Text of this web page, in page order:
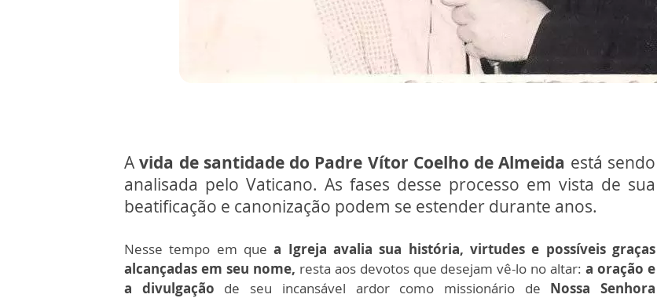
Avida de santidade do Padre Vítor Coelho de Almeida está sendo
analisada pelo Vaticano. As fases desse processo em vista de sua
beatificação e canonização podem se estender durante anos.
Nesse tempo em quea Igreja avalia sua história, virtudes e possíveis graças
alcançadas em seu nome, resta aos devotos que desejam vê-lo no altar:a oração e
a divulgação de seu incansável ardor como missionário de Nossa Senhora